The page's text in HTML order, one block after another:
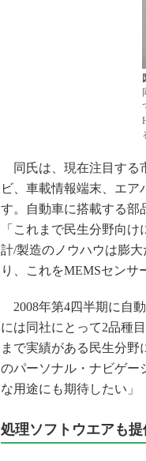
同氏は、現在注目する
ビ、車載情報端末、エ
す。自動車に搭載する部
「これまで民生分野向
計/製造のノウハウは膨
り、これをMEMSセンサ
2008年第4四半期に自
には同社にとって2品種
まで実績がある民生分
のパーソナル・ナビゲー
な用途にも期待したい」
処理ソフトウエアも提